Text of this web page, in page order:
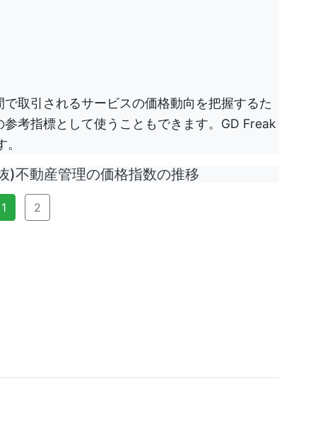
取引されるサービスの価格動向を把握するた
考指標として使うこともできます。GD Freak
)不動産管理の価格指数の推移
1 2